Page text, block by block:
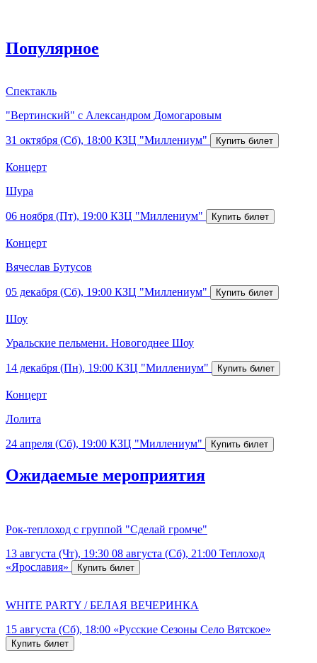
Популярное
Спектакль
"Вертинский" с Александром Домогаровым
31 октября (Сб), 18:00 КЗЦ "Миллениум"
Концерт
Шура
06 ноября (Пт), 19:00 КЗЦ "Миллениум"
Концерт
Вячеслав Бутусов
05 декабря (Сб), 19:00 КЗЦ "Миллениум"
Шоу
Уральские пельмени. Новогоднее Шоу
14 декабря (Пн), 19:00 КЗЦ "Миллениум"
Концерт
Лолита
24 апреля (Сб), 19:00 КЗЦ "Миллениум"
Ожидаемые мероприятия
Рок-теплоход с группой "Сделай громче"
13 августа (Чт), 19:30 08 августа (Сб), 21:00 Теплоход
«Ярославия»
WHITE PARTY / БЕЛАЯ ВЕЧЕРИНКА
15 августа (Сб), 18:00 «Русские Сезоны Село Вятское»